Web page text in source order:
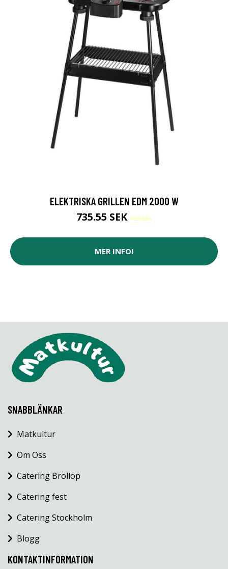
ELEKTRISKA GRILLEN EDM 2000 W
735.55 SEK 769 SEK
MER INFO!
SNABBLÄNKAR
Matkultur
Om Oss
Catering Bröllop
Catering fest
Catering Stockholm
Blogg
KONTAKTINFORMATION